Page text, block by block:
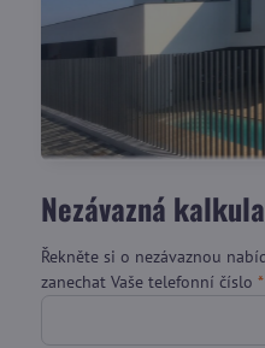
Nezávazná
Řekněte si o nezávaznou
zanechat Vaše telefonní číslo *